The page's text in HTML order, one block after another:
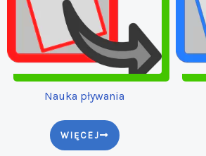
Nauka pływania
WIĘCEJ